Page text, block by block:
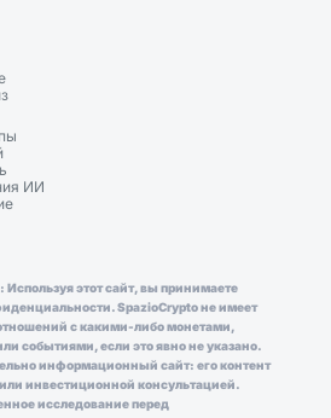
ИИ
Используя этот сайт, вы принимаете
SpazioCrypto не имеет
с какими-либо монетами,
событиями, если это явно не указано.
информационный сайт: его контент
инвестиционной консультацией.
исследование перед